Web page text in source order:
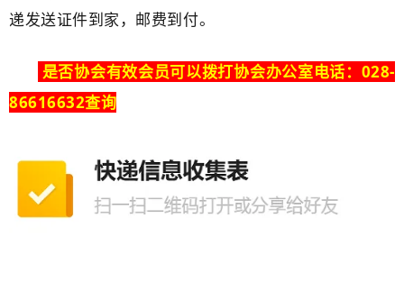
递发送证件到家，邮费到付。
是否协会有效会员可以拨打协会办公室电话：028-
86616632查询